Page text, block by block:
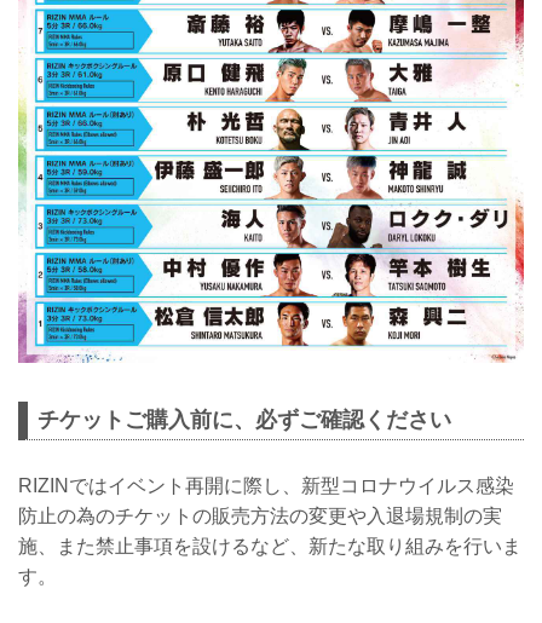
RIZIN MMAルール：5分 3R（59.0kg）
※肘あり
伊藤盛一郎 vs. 神龍誠
スペシャルワンマッチ
RIZIN MMAルール：5分 3R（66.0kg）
斎藤裕 vs. 摩嶋一整
チケットご購入前に、必ずご確認ください
RIZINではイベント再開に際し、新型コロナウイルス感染
防止の為のチケットの販売方法の変更や入退場規制の実
施、また禁止事項を設けるなど、新たな取り組みを行いま
す。